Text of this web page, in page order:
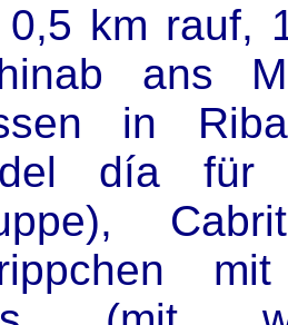
km rauf,
ans
in
día für